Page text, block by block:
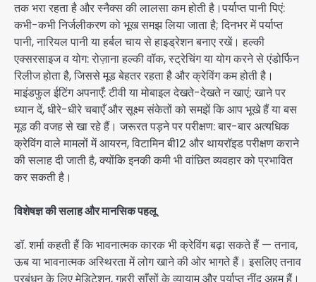
तक भरा रहता है और स्नैक्स की लालसा कम होती है।पर्याप्त पानी पिएं:
कभी-कभी निर्जलीकरण को भूख समझ लिया जाता है; दिनभर में पर्याप्त
पानी, नारियल पानी या हर्बल चाय से हाइड्रेशन बनाए रखें। हल्की
एक्सरसाइज व योग: रोज़ाना हल्की वॉक, स्ट्रेचिंग या योग करने से एंडोर्फिन
रिलीज होता है, जिससे मूड बेहतर रहता है और क्रेविंग कम होती है।
माइंडफुल ईटिंग अपनाएँ: टीवी या मोबाइल देखते-देखते न खाएं; खाने पर
ध्यान दें, धीरे-धीरे चबाएँ और सूक्ष्म संकेतों को समझें कि आप भूखे हैं या बस
मूड की वजह से खा रहे हैं। जरूरत पड़ने पर परीक्षण: बार-बार अत्यधिक
क्रेविंग वाले मामलों में आयरन, विटामिन बी12 और थायरॉइड परीक्षण कराने
की सलाह दी जाती है, क्योंकि इनकी कमी भी वांछित व्यवहार को प्रभावित
कर सकती है।
विशेषज्ञ की सलाह और मानसिक पहलू
डॉ. शर्मा कहती हैं कि भावनात्मक कारक भी क्रेविंग बढ़ा सकते हैं — तनाव,
ऊब या भावनात्मक अस्थिरता में लोग खाने की ओर भागते हैं। इसलिए तनाव